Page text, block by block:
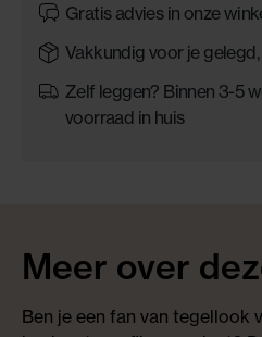
Gratis advies in onze
Vakkundig voor je
Zelf leggen? Binnen 3-5
voorraad in huis
Meer over
Ben je een fan van tegellook